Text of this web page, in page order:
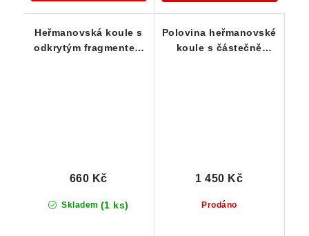
Heřmanovská koule s
odkrytým fragmentem
Skladem (1 ks)
660 Kč
Polovina heřmanovské
koule s částečně
Prodáno
1 450 Kč